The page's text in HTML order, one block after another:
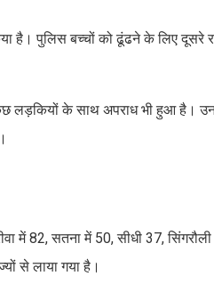
है। पुलिस बच्चों को ढूंढने के लिए
लड़कियों के साथ अपराध भी हुआ
में 82, सतना में 50, सीधी 37,
से लाया गया है।